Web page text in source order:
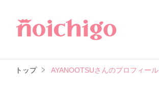
トップ AYANOOTSUさんのプロフィール